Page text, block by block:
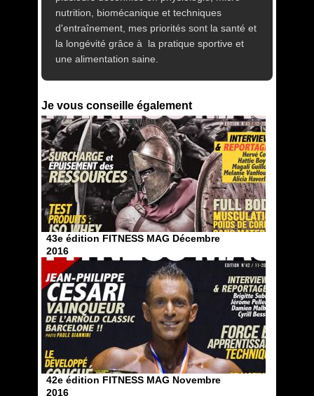
nutrition, biomécanique et techniques
d'entraînement, mes priorités sont la santé et
la longévité grâce à la pratique sportive et
une alimentation saine.
Je vous conseille également
43e édition FITNESS MAG Décembre
2016
42e édition FITNESS MAG Novembre
2016